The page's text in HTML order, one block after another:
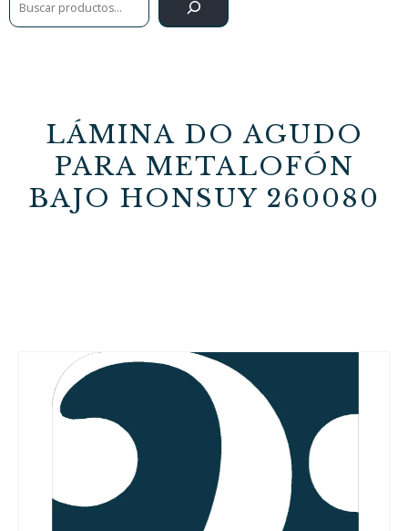
LÁMINA DO AGUDO
PARA METALOFÓN
BAJO HONSUY 260080